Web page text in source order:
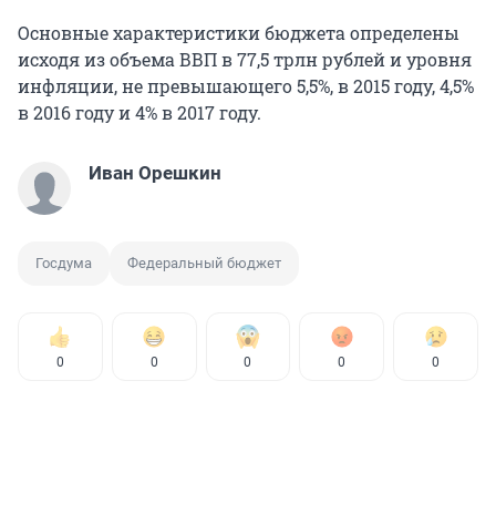
Основные характеристики бюджета определены
исходя из объема ВВП в 77,5 трлн рублей и уровня
инфляции, не превышающего 5,5%, в 2015 году, 4,5%
в 2016 году и 4% в 2017 году.
Иван Орешкин
Госдума Федеральный бюджет
0 0 0 0 0